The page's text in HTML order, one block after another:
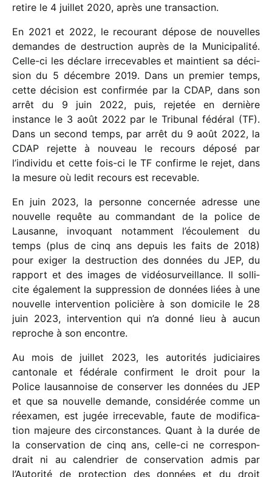
retire le 4 juillet 2020, après une transaction.
En 2021 et 2022, le recou­rant dépose de nouvelles
demandes de destruc­tion auprès de la Municipalité.
Celle-ci les déclare irre­ce­vables et main­tient sa déci­
sion du 5 décembre 2019. Dans un premier temps,
cette déci­sion est confir­mée par la CDAP, dans son
arrêt du 9 juin 2022, puis, reje­tée en dernière
instance le 3 août 2022 par le Tribunal fédé­ral (TF).
Dans un second temps, par arrêt du 9 août 2022, la
CDAP rejette à nouveau le recours déposé par
l’individu et cette fois-ci le TF confirme le rejet, dans
la mesure où ledit recours est recevable.
En juin 2023, la personne concer­née adresse une
nouvelle requête au comman­dant de la police de
Lausanne, invo­quant notam­ment l’écoulement du
temps (plus de cinq ans depuis les faits de 2018)
pour exiger la destruc­tion des données du JEP, du
rapport et des images de vidéo­sur­veillance. Il solli­
cite égale­ment la suppres­sion de données liées à une
nouvelle inter­ven­tion poli­cière à son domi­cile le 28
juin 2023, inter­ven­tion qui n’a donné lieu à aucun
reproche à son encontre.
Au mois de juillet 2023, les auto­ri­tés judi­ciaires
canto­nale et fédé­rale confirment le droit pour la
Police lausan­noise de conser­ver les données du JEP
et que sa nouvelle demande, consi­dé­rée comme un
réexa­men, est jugée irre­ce­vable, faute de modi­fi­ca­
tion majeure des circons­tances. Quant à la durée de
la conser­va­tion de cinq ans, celle-ci ne corres­pon­
drait ni au calen­drier de conser­va­tion admis par
l’Autorité de protec­tion des données et du droit